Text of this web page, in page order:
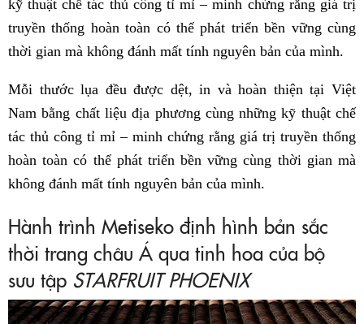
kỹ thuật chế tác thủ công tỉ mỉ – minh chứng rằng giá trị
truyền thống hoàn toàn có thể phát triển bền vững cùng
thời gian mà không đánh mất tính nguyên bản của mình.
Mỗi thước lụa đều được dệt, in và hoàn thiện tại Việt
Nam bằng chất liệu địa phương cùng những kỹ thuật chế
tác thủ công tỉ mỉ – minh chứng rằng giá trị truyền thống
hoàn toàn có thể phát triển bền vững cùng thời gian mà
không đánh mất tính nguyên bản của mình.
Hành trình Metiseko định hình bản sắc
thời trang châu Á qua tinh hoa của bộ
sưu tập STARFRUIT PHOENIX